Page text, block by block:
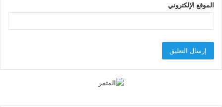
الموقع الإلكتروني